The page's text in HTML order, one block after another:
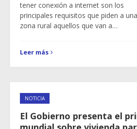
tener conexión a internet son los
principales requisitos que piden a una
zona rural aquellos que van a…
Leer más
NOTICIA
El Gobierno presenta el